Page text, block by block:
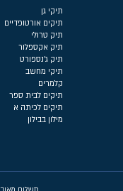
תיקי גן
תיקים אורטופדיים
תיק טרולי
תיק אקספלור
תיק ג'נספורט
תיקי מחשב
קלמרים
תיקים לבית ספר
תיקים לכיתה א
מילון בבילון